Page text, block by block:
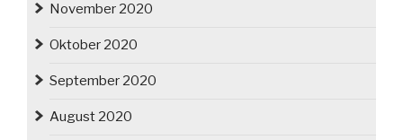
November 2020
Oktober 2020
September 2020
August 2020